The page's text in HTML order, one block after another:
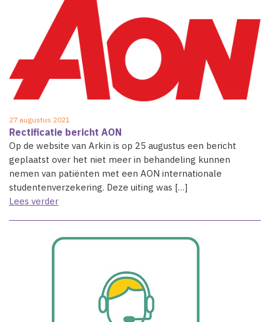
27 augustus 2021
Rectificatie bericht AON
Op de website van Arkin is op 25 augustus een bericht
geplaatst over het niet meer in behandeling kunnen
nemen van patiënten met een AON internationale
studentenverzekering. Deze uiting was […]
Lees verder